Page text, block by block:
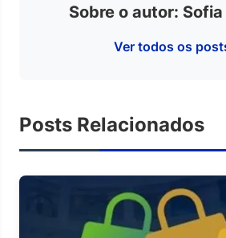
Sobre o autor:
Ver todos os
Posts Relacionados